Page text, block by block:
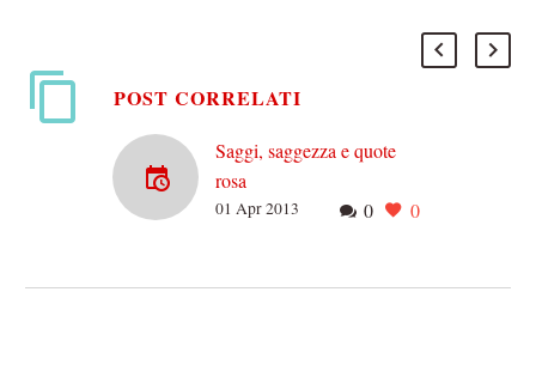
POST CORRELATI
Saggi, saggezza e quote
rosa
Sta montando, attualissima,
0 0
01 Apr 2013